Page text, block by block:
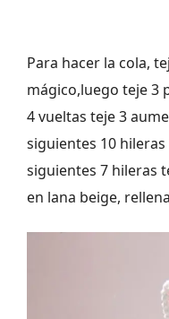
Para hacer la cola,
mágico,luego teje 3
4 vueltas teje 3
siguientes 10
siguientes 7 hileras
en lana beige,